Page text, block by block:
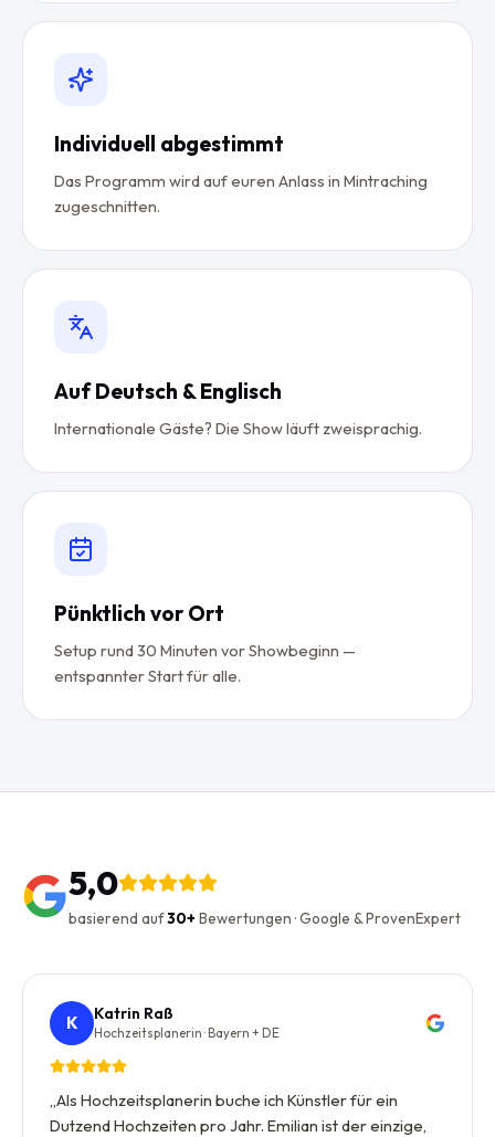
Individuell abgestimmt
Das Programm wird auf euren Anlass in Mintraching
zugeschnitten.
Auf Deutsch & Englisch
Internationale Gäste? Die Show läuft zweisprachig.
Pünktlich vor Ort
Setup rund 30 Minuten vor Showbeginn —
entspannter Start für alle.
5,0
basierend auf30+ Bewertungen · Google & ProvenExpert
K Katrin Raß
Hochzeitsplanerin · Bayern + DE
„Als Hochzeitsplanerin buche ich Künstler für ein
Dutzend Hochzeiten pro Jahr. Emilian ist der einzige,